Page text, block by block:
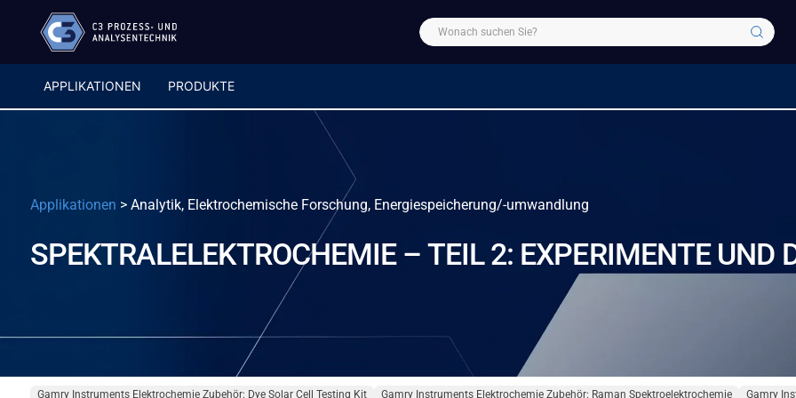
APPLIKATIONEN PRODUKTE
Applikationen >Analytik, Elektrochemische Forschung, Energiespeicherung/-umwandlung
SPEKTRALELEKTROCHEMIE – TEIL 2: EXPERIMENTE UND
Gamry Instruments Elektrochemie Zubehör: Dye Solar Cell Testing Kit Gamry Instruments Elektrochemie Zubehör: Raman Spektroelektrochemie
Gamry